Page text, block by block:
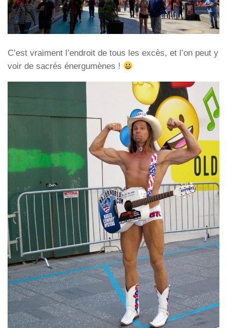
C’est vraiment l’endroit de tous les excès, et l’on peut y
voir de sacrés énergumènes !